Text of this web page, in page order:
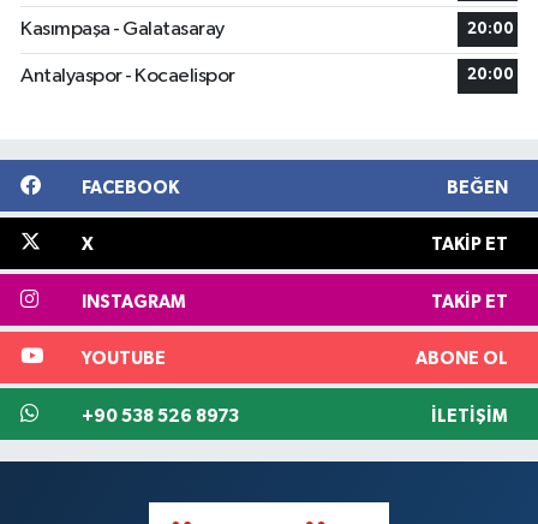
Kasımpaşa - Galatasaray 20:00
Antalyaspor - Kocaelispor 20:00
FACEBOOK BEĞEN
X TAKIP ET
INSTAGRAM TAKIP ET
YOUTUBE ABONE OL
+90 538 526 8973 İLETIŞIM